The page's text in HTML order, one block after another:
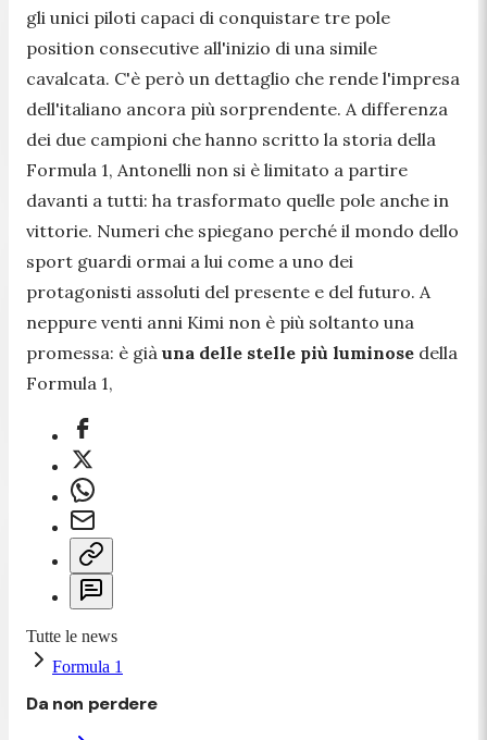
gli unici piloti capaci di conquistare tre pole
position consecutive all'inizio di una simile
cavalcata. C'è però un dettaglio che rende l'impresa
dell'italiano ancora più sorprendente. A differenza
dei due campioni che hanno scritto la storia della
Formula 1, Antonelli non si è limitato a partire
davanti a tutti: ha trasformato quelle pole anche in
vittorie. Numeri che spiegano perché il mondo dello
sport guardi ormai a lui come a uno dei
protagonisti assoluti del presente e del futuro. A
neppure venti anni Kimi non è più soltanto una
promessa: è già una delle stelle più luminose della
Formula 1,
Tutte le news
Formula 1
Da non perdere